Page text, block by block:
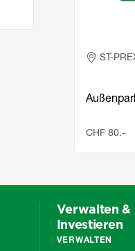
ST-
CHF 80.-
Verwalten &
Investieren
VERWALTEN